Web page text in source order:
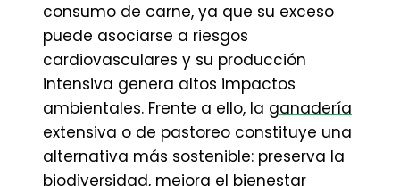
consumo de carne, ya que su exceso
puede asociarse a riesgos
cardiovasculares y su producción
intensiva genera altos impactos
ambientales. Frente a ello, la ganadería
extensiva o de pastoreo constituye una
alternativa más sostenible: preserva la
biodiversidad, mejora el bienestar